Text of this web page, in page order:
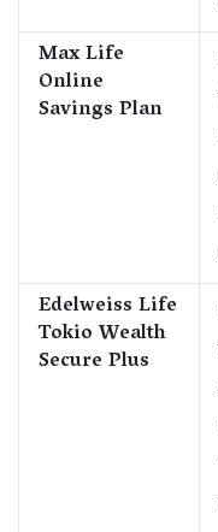
Max Life
Online
Savings Plan
Edelweiss Life
Tokio Wealth
Secure Plus